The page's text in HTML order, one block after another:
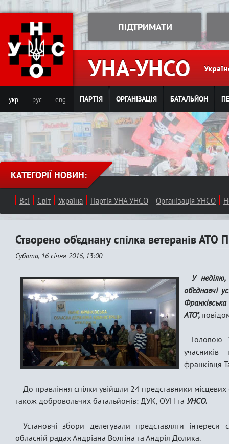
Jump to navigation
УНА-УНСО
ПІДТРИМАТИ
укр рус eng ПАРТІЯ ОРГАНІЗАЦІЯ БАТАЛЬЙОН
КАТЕГОРІЇ НОВИН:
Всі Світ Україна Партія УНА-УНСО Організація УНСО
Створено об’єднану спілка ветеранів АТО
Субота, 16 січня 2016, 13:00
У неділю,
об’єднавчі
АТО",
Головою
франківця
До правління спілки увійшли 24 представники місцевих
також добровольчих батальйонів: ДУК, ОУН та УНСО.
Установчі збори делегували представляти інтереси
обласній радах Андріана Волгіна та Андрія Долика.